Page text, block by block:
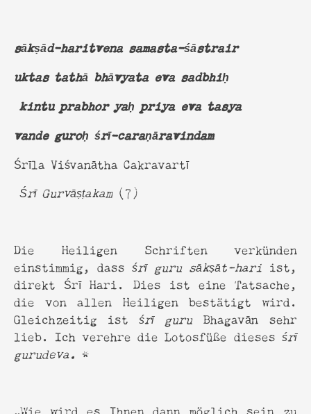
sākṣād-haritvena samasta-śāstrair
uktas tathā bhāvyata eva sadbhiḥ
kintu prabhor yaḥ priya eva tasya
vande guroḥ śrī-caraṇāravindam
Śrīla Viśvanātha Cakravartī
Śrī Gurvāṣṭakam (7)
Die Heiligen Schriften verkünden
einstimmig, dass śrī guru sākṣāt-hariist,
direkt Śrī Hari. Dies ist eine Tatsache,
die von allen Heiligen bestätigt wird.
Gleichzeitig ist śrī guruBhagavān sehr
lieb. Ich verehre die Lotosfüße dieses śrī
gurudeva. *
„Wie wird es Ihnen dann möglich sein zu